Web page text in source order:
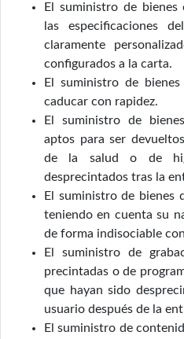
El suministro de
las especificaciones
claramente
configurados a la carta.
El suministro de
caducar con rapidez.
El suministro de
aptos para ser
de la salud o de
desprecintados tras la
El suministro de bienes
teniendo en cuenta su
de forma indisociable
El suministro de
precintadas o de
que hayan sido
usuario después de la
El suministro de